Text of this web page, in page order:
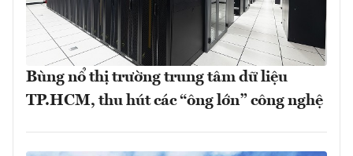
Bùng nổ thị trường trung tâm dữ liệu
TP.HCM, thu hút các “ông lớn” công nghệ